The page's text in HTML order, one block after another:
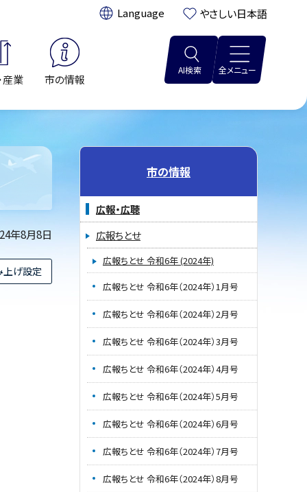
翻訳: やさしい日本語
産業 市の情報
AI検索 全メニュー
年8月8日
上げ設定
市の情報
広報・広聴
広報ちとせ
広報ちとせ 令和6年 (2024年)
広報ちとせ 令和6年（2024年）1月号
広報ちとせ 令和6年（2024年）2月号
広報ちとせ 令和6年（2024年）3月号
広報ちとせ 令和6年（2024年）4月号
広報ちとせ 令和6年（2024年）5月号
広報ちとせ 令和6年（2024年）6月号
広報ちとせ 令和6年（2024年）7月号
広報ちとせ 令和6年（2024年）8月号